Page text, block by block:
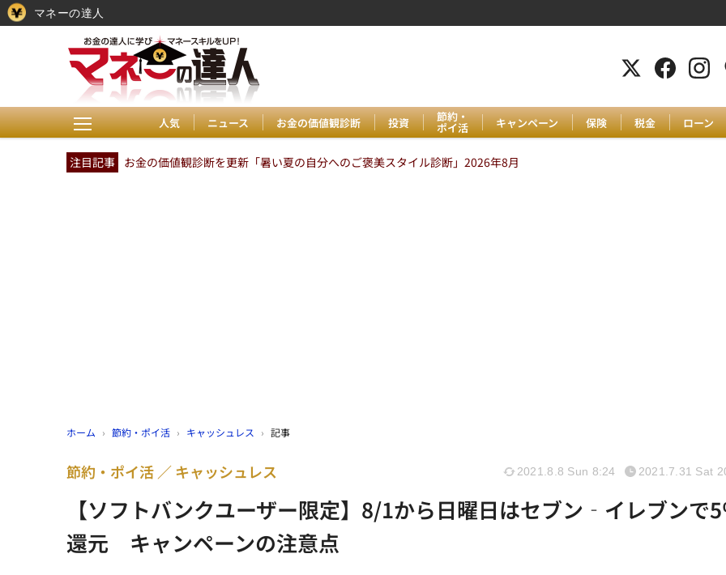
人気 ニュース お金の価値観診断 投資 節約・
ポイ活 キャンペーン 保険 税金 ローン
注目記事 お金の価値観診断を更新「暑い夏の自分へのご褒美スタイル診断」2026年8月
ホーム › 節約・ポイ活 › キャッシュレス › 記事
【ソフトバンクユーザー限定】8/1から日曜日はセブン‐イレブンで
還元 キャンペーンの注意点
節約・ポイ活 キャッシュレス 2021.8.8 Sun 8:24 2021.7.31 Sat
マネーの達人